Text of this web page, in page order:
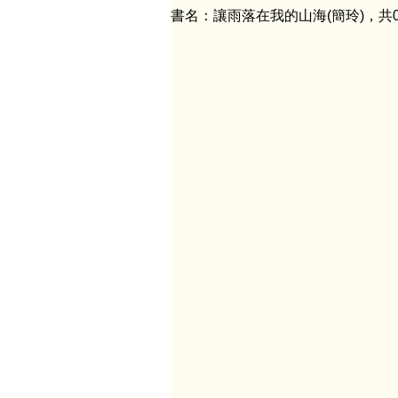
書名：讓雨落在我的山海(簡玲)，共